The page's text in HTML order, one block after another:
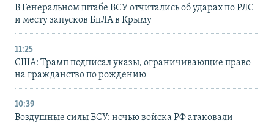
В Генеральном штабе ВСУ отчитались об ударах по РЛС
и месту запусков БпЛА в Крыму
11:25
США: Трамп подписал указы, ограничивающие право
на гражданство по рождению
10:39
Воздушные силы ВСУ: ночью войска РФ атаковали